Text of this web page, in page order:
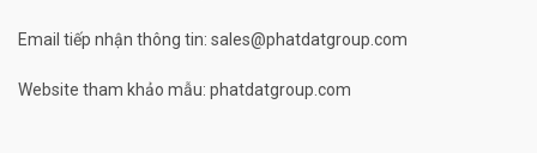
Email tiếp nhận thông tin: sales@phatdatgroup.com
Website tham khảo mẫu: phatdatgroup.com